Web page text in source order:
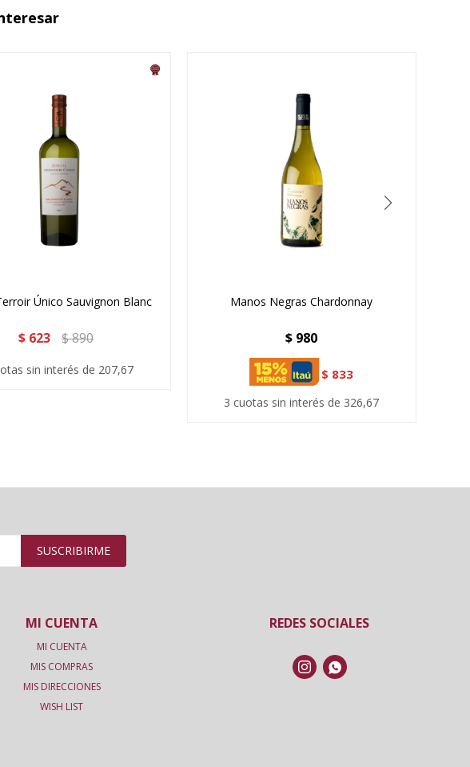
Único Sauvignon Blanc
$ 623 $890
sin interés de 207,67
Manos Negras Chardonnay
$ 980
$ 833
3 cuotas sin interés de 326,67
SUSCRIBIRME
REDES SOCIALES
 
MI CUENTA
MI CUENTA
MIS COMPRAS
MIS DIRECCIONES
WISH LIST